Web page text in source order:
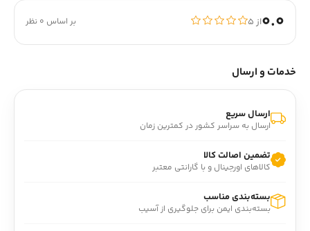
0.0از ۵ بر اساس 0 نظر
خدمات و ارسال
ارسال سریع
ارسال به سراسر کشور در کمترین زمان
تضمین اصالت کالا
کالاهای اورجینال و با گارانتی معتبر
بسته‌بندی مناسب
بسته‌بندی ایمن برای جلوگیری از آسیب